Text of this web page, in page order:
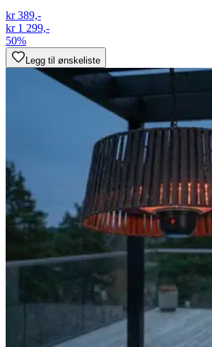
kr 389,-
kr 1 299,-
50%
Legg til ønskeliste